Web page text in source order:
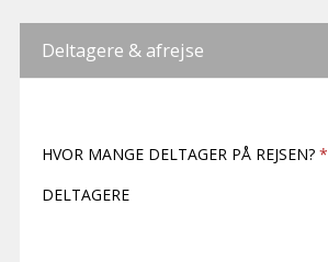
Deltagere & afrejse
HVOR MANGE DELTAGER PÅ REJSEN? *
DELTAGERE